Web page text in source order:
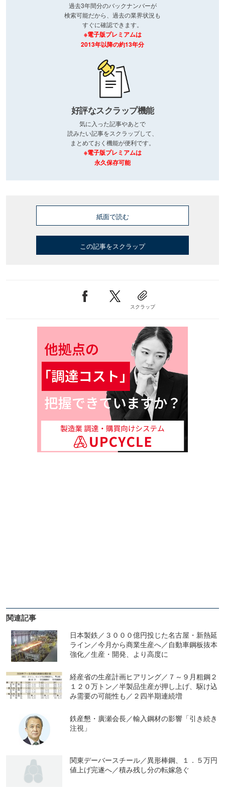
過去3年間分のバックナンバーが
検索可能だから、過去の業界状況も
すぐに確認できます。
※電子版プレミアムは
2013年以降の約13年分
好評なスクラップ機能
気に入った記事やあとで
読みたい記事をスクラップして、
まとめておく機能が便利です。
※電子版プレミアムは
永久保存可能
紙面で読む
この記事をスクラップ
スクラップ
関連記事
日本製鉄／３０００億円投じた名古屋・新熱延
ライン／今月から商業生産へ／自動車鋼板抜本
強化／生産・開発、より高度に
経産省の生産計画ヒアリング／７～９月粗鋼２
１２０万トン／半製品生産が押し上げ、駆け込
み需要の可能性も／２四半期連続増
鉄産懇・廣瀬会長／輸入鋼材の影響「引き続き
注視」
関東デーバースチール／異形棒鋼、１．５万円
値上げ完遂へ／積み残し分の転嫁急ぐ